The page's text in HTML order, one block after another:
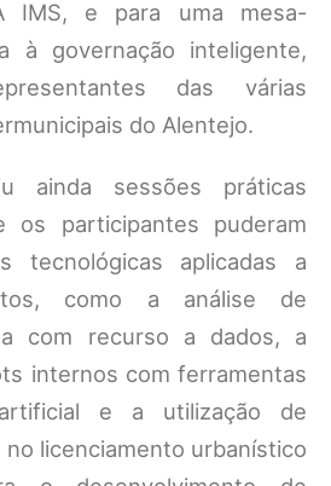
IMS, e para uma mesa-
à governação inteligente,
das várias
do Alentejo.
ainda sessões práticas
os participantes puderam
tecnológicas aplicadas a
como a análise de
com recurso a dados, a
internos com ferramentas
e a utilização de
no licenciamento urbanístico